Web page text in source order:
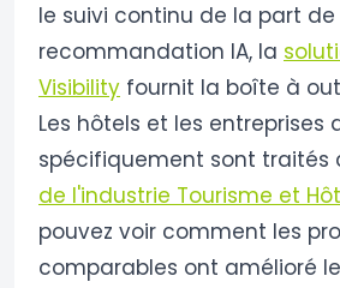
le suivi continu de la part de
recommandation IA, la
Visibility fournit la boîte à
Les hôtels et les entreprises
spécifiquement sont traités
de l'industrie Tourisme et
pouvez voir comment les
comparables ont amélioré